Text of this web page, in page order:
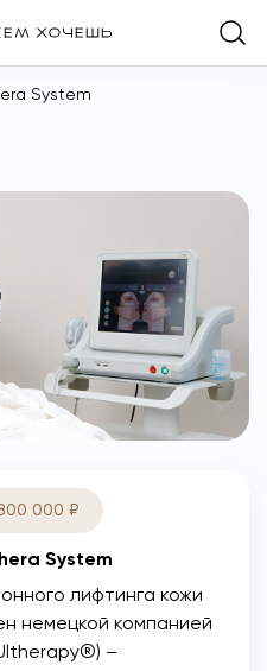
System
000 ₽
System
лифтинга кожи
немецкой компанией
–